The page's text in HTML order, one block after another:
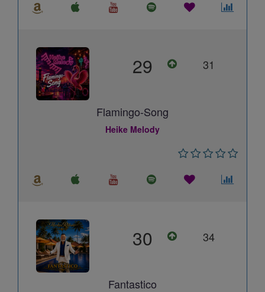
29 31
Flamingo-Song
Heike Melody
30 34
Fantastico